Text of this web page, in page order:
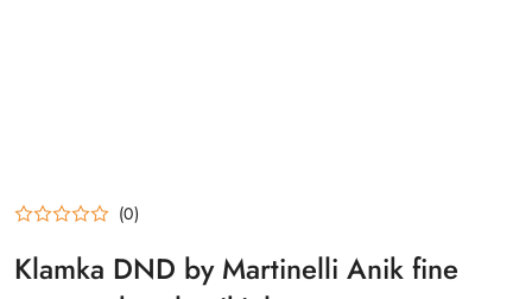
(0)
Klamka DND by Martinelli Anik fine